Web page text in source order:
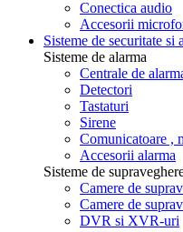
Conectica audio
Accesorii
Sisteme de securitate si
Sisteme de alarma
Centrale de
Detectori
Tastaturi
Sirene
Comunicatoare ,
Accesorii alarma
Sisteme de
Camere de
Camere de
DVR si XVR-uri